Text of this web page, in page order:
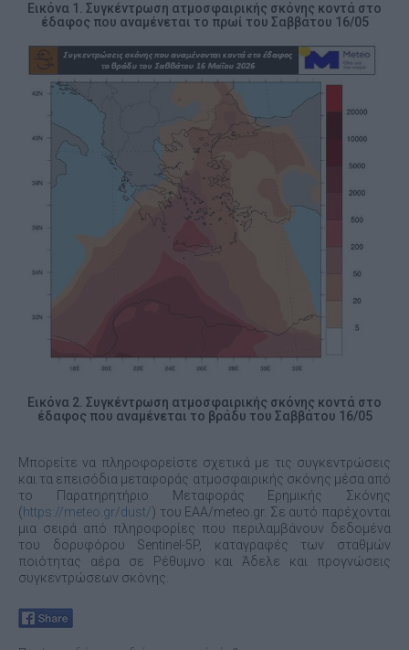
Εικόνα 1. Συγκέντρωση ατμοσφαιρικής σκόνης κοντά στο
έδαφος που αναμένεται το πρωί του Σαββάτου 16/05
Εικόνα 2. Συγκέντρωση ατμοσφαιρικής σκόνης κοντά στο
έδαφος που αναμένεται το βράδυ του Σαββάτου 16/05
Μπορείτε να πληροφορείστε σχετικά με τις συγκεντρώσεις
και τα επεισόδια μεταφοράς ατμοσφαιρικής σκόνης μέσα από
το Παρατηρητήριο Μεταφοράς Ερημικής Σκόνης
(https://meteo.gr/dust/) του ΕΑΑ/meteo.gr. Σε αυτό παρέχονται
μια σειρά από πληροφορίες που περιλαμβάνουν δεδομένα
του δορυφόρου Sentinel-5P, καταγραφές των σταθμών
ποιότητας αέρα σε Ρέθυμνο και Άδελε και προγνώσεις
συγκεντρώσεων σκόνης.